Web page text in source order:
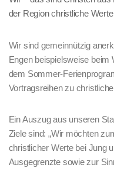
der Region christliche
Wir sind gemeinnützig
Engen beispielsweise beim
dem Sommer-
Vortragsreihen zu
Ein Auszug aus unseren
Ziele sind: „Wir möchten
christlicher Werte bei Jung
Ausgegrenzte sowie zur